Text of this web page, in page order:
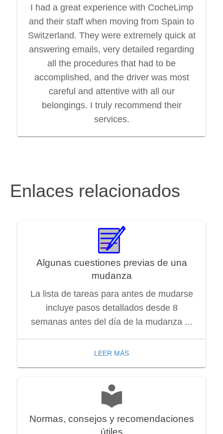
I had a great experience with CocheLimp
and their staff when moving from Spain to
Switzerland. They were extremely quick at
answering emails, very detailed regarding
all the procedures that had to be
accomplished, and the driver was most
careful and attentive with all our
belongings. I truly recommend their
services.
Enlaces relacionados
Algunas cuestiones previas de una
mudanza
La lista de tareas para antes de mudarse
incluye pasos detallados desde 8
semanas antes del día de la mudanza ...
LEER MÁS
Normas, consejos y recomendaciones
útiles